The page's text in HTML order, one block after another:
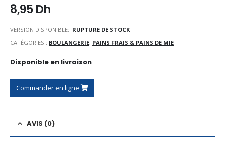
8,95Dh
VERSION DISPONIBLE:: RUPTURE DE STOCK
CATÉGORIES : BOULANGERIE, PAINS FRAIS & PAINS DE MIE
Disponible en livraison
Commander en ligne
AVIS (0)